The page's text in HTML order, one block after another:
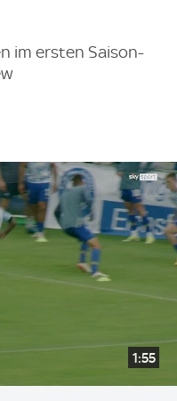
im ersten Saison-
1:55